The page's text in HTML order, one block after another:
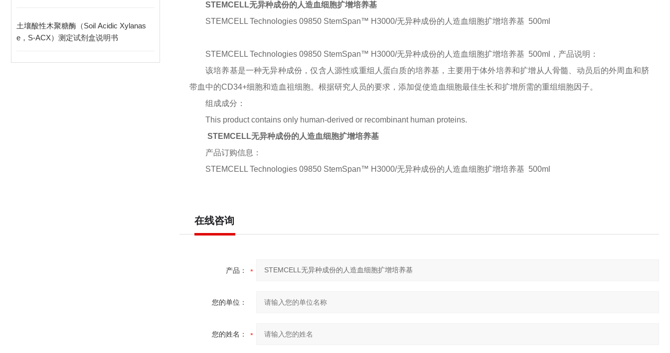
土壤酸性木聚糖酶（Soil Acidic Xylanas
e，S-ACX）测定试剂盒说明书
STEMCELL无异种成份的人造血细胞扩增培养基
STEMCELL Technologies 09850 StemSpan™ H3000/无异种成份的人造血细胞扩增培养基 500ml
STEMCELL Technologies 09850 StemSpan™ H3000/无异种成份的人造血细胞扩增培养基 500ml，产品说明：
该培养基是一种无异种成份，仅含人源性或重组人蛋白质的培养基，主要用于体外培养和扩增从人骨髓、动员后的外周血和脐
带血中的CD34+细胞和造血祖细胞。根据研究人员的要求，添加促使造血细胞最佳生长和扩增所需的重组细胞因子。
组成成分：
This product contains only human-derived or recombinant human proteins.
STEMCELL无异种成份的人造血细胞扩增培养基
产品订购信息：
STEMCELL Technologies 09850 StemSpan™ H3000/无异种成份的人造血细胞扩增培养基 500ml
在线咨询
产品：
您的单位：
您的姓名：